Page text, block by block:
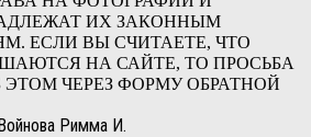
ИХ ЗАКОННЫМ
ЕСЛИ ВЫ СЧИТАЕТЕ, ЧТО
НА САЙТЕ, ТО ПРОСЬБА
ЧЕРЕЗ ФОРМУ ОБРАТНОЙ
Римма И.